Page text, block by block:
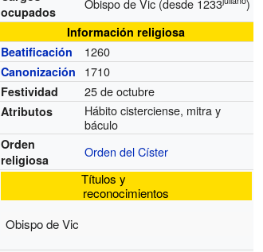
ocupados
Obispo de Vic (desde 1233 )
Información religiosa
Beatificación
1260
Canonización 1710
Festividad 25 de octubre
Atributos
Hábito cisterciense, mitra y
báculo
Orden
religiosa
Orden del Císter
Títulos y
reconocimientos
Obispo de Vic